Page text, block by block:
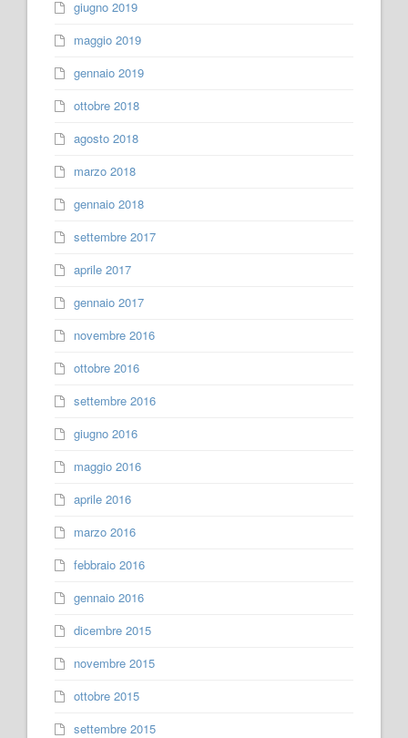
giugno 2019
maggio 2019
gennaio 2019
ottobre 2018
agosto 2018
marzo 2018
gennaio 2018
settembre 2017
aprile 2017
gennaio 2017
novembre 2016
ottobre 2016
settembre 2016
giugno 2016
maggio 2016
aprile 2016
marzo 2016
febbraio 2016
gennaio 2016
dicembre 2015
novembre 2015
ottobre 2015
settembre 2015